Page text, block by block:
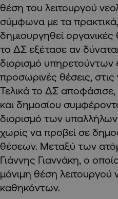
θέση του λειτουργού
σύμφωνα με τα πρακτικά,
δημιουργηθεί
το ΔΣ εξέτασε αν
διορισμό υπηρετούντων
προσωρινές θέσεις, στις
Τελικά το ΔΣ
και δημοσίου
διορισμό των
χωρίς να προβεί σε
θέσεων. Μεταξύ των
Γιάννης Γιαννάκη, ο
μόνιμη θέση λειτουργού
καθηκόντων.